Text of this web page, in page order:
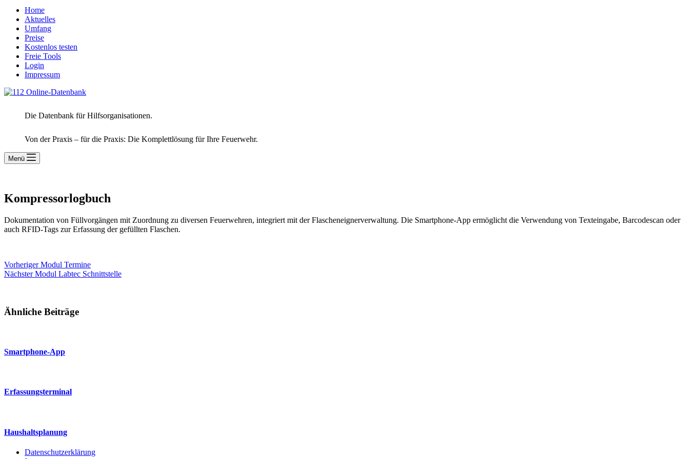
Home
Aktuelles
Umfang
Preise
Kostenlos testen
Freie Tools
Login
Impressum
Die Datenbank für Hilfsorganisationen.
Von der Praxis – für die Praxis: Die Komplettlösung für Ihre Feuerwehr.
Menü
Kompressorlogbuch
Dokumentation von Füllvorgängen mit Zuordnung zu diversen Feuerwehren, integriert mit der Flascheneignerverwaltung. Die Smartphone-App ermöglicht die Verwendung von Texteingabe, Barcodescan oder
auch RFID-Tags zur Erfassung der gefüllten Flaschen.
VorherigerModul Termine
NächsterModul Labtec Schnittstelle
Ähnliche Beiträge
Smartphone-App
Erfassungsterminal
Haushaltsplanung
Datenschutzerklärung